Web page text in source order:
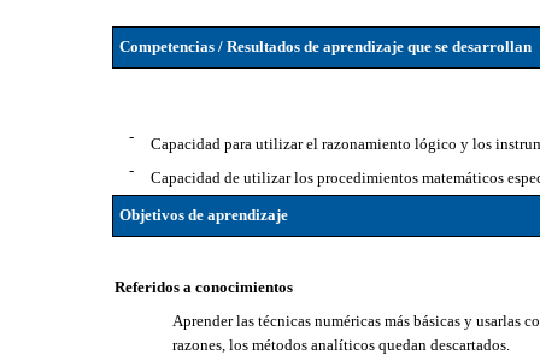
Competencias / Resultados de aprendizaje que se desarrollan
-
Capacidad para utilizar el razonamiento lógico y los
-
Capacidad de utilizar los procedimientos matemáticos
Objetivos de aprendizaje
Referidos a conocimientos
Aprender las técnicas numéricas más básicas y usarlas
razones, los métodos analíticos quedan descartados.